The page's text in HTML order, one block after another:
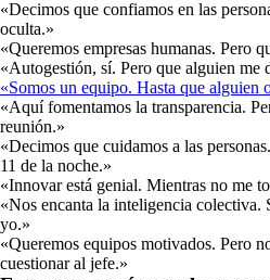
«Decimos que confiamos en las
oculta.»
«Queremos empresas humanas. Pero
«Autogestión, sí. Pero que alguien me
«Somos un equipo. Hasta que alguien
«Aquí fomentamos la transparencia.
reunión.»
«Decimos que cuidamos a las
11 de la noche.»
«Innovar está genial. Mientras no me
«Nos encanta la inteligencia colectiva.
yo.»
«Queremos equipos motivados. Pero
cuestionar al jefe.»